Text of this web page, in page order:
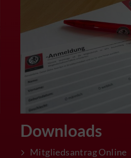
Downloads
Mitgliedsantrag Online